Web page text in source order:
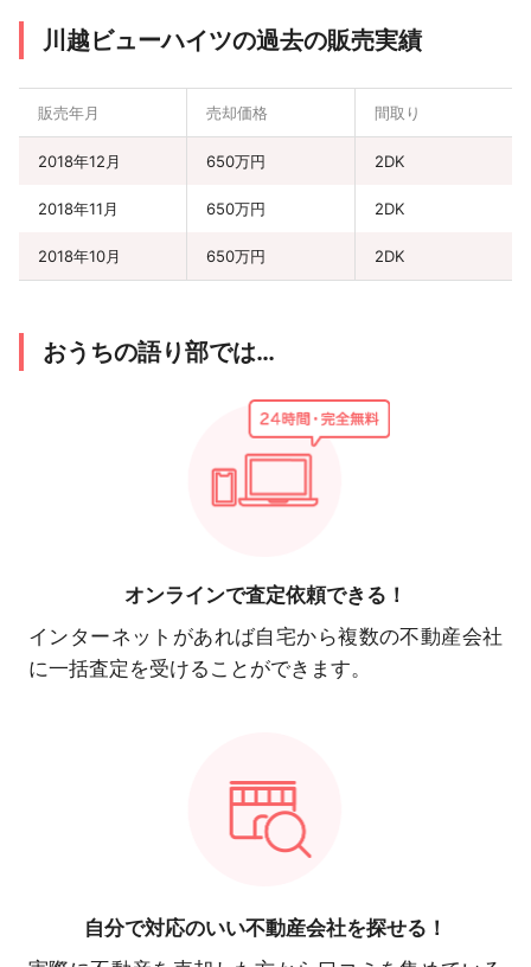
川越ビューハイツの過去の販売実績
販売年月 売却価格 間取り
2018年12月 650万円 2DK
2018年11月 650万円 2DK
2018年10月 650万円 2DK
おうちの語り部では…
オンラインで査定依頼できる！
インターネットがあれば自宅から複数の不動産会社
に一括査定を受けることができます。
自分で対応のいい不動産会社を探せる！